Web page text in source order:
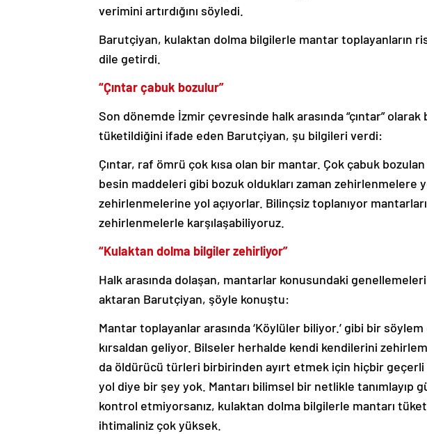
verimini artırdığını söyledi.
Barutçiyan, kulaktan dolma bilgilerle mantar toplayanların
dile getirdi.
“Çıntar çabuk bozulur”
Son dönemde İzmir çevresinde halk arasında “çıntar”
tüketildiğini ifade eden Barutçiyan, şu bilgileri verdi:
Çıntar, raf ömrü çok kısa olan bir mantar. Çok çabuk
besin maddeleri gibi bozuk oldukları zaman zehirlenmelere
zehirlenmelerine yol açıyorlar. Bilinçsiz toplanıyor
zehirlenmelerle karşılaşabiliyoruz.
“Kulaktan dolma bilgiler zehirliyor”
Halk arasında dolaşan, mantarlar konusundaki
aktaran Barutçiyan, şöyle konuştu:
Mantar toplayanlar arasında ‘Köylüler biliyor.’ gibi bir
kırsaldan geliyor. Bilseler herhalde kendi kendilerini
da öldürücü türleri birbirinden ayırt etmek için hiçbir
yol diye bir şey yok. Mantarı bilimsel bir netlikle tanımlayıp
kontrol etmiyorsanız, kulaktan dolma bilgilerle mantarı
ihtimaliniz çok yüksek.